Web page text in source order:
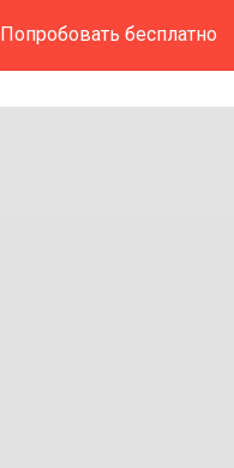
Попробовать бесплатно